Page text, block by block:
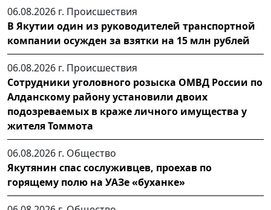
06.08.2026 г. Происшествия
В Якутии один из руководителей транспортной
компании осужден за взятки на 15 млн рублей
06.08.2026 г. Происшествия
Сотрудники уголовного розыска ОМВД России по
Алданскому району установили двоих
подозреваемых в краже личного имущества у
жителя Томмота
06.08.2026 г. Общество
Якутянин спас сослуживцев, проехав по
горящему полю на УАЗе «буханке»